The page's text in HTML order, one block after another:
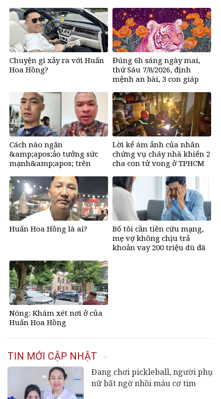
Chuyện gì xảy ra với Huấn
Hoa Hồng?
Đúng 6h sáng ngày mai,
thứ Sáu 7/8/2026, định
mệnh an bài, 3 con giáp
&amp;apos;cá chép hóa
rồng&amp;apos;, giàu có
lên bất chấp, số đỏ chót
như son
Cách nào ngăn
&amp;apos;ảo tưởng sức
mạnh&amp;apos; trên
tích cực?
Lời kể ám ảnh của nhân
chứng vụ cháy nhà khiến 2
cha con tử vong ở TPHCM
Huấn Hoa Hồng là ai?
Bố tôi cần tiền cứu mạng,
mẹ vợ không chịu trả
khoản vay 200 triệu dù đã
Nóng: Khám xét nơi ở của
Huấn Hoa Hồng
TIN MỚI CẬP NHẬT
Đang chơi pickleball, người phụ
nữ bất ngờ nhồi máu cơ tim